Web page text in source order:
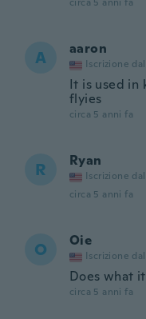
A aaron
Iscrizione
It is used in
flyies
circa 5 anni fa
R Ryan
Iscrizione
circa 5 anni fa
O Oie
Iscrizione
Does what
circa 5 anni fa